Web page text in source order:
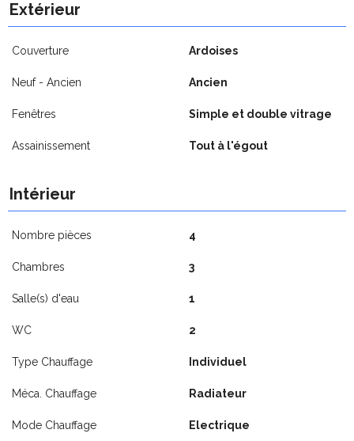
Extérieur
Couverture Ardoises
Neuf - Ancien Ancien
Fenêtres Simple et double vitrage
Assainissement Tout à l'égout
Intérieur
Nombre pièces 4
Chambres 3
Salle(s) d'eau 1
WC 2
Type Chauffage Individuel
Méca. Chauffage Radiateur
Mode Chauffage Electrique